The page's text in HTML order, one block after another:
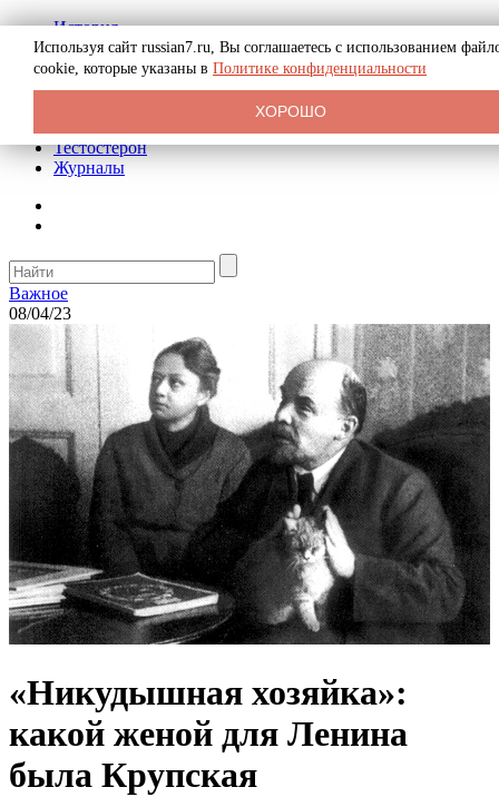
История
Биография
Криминал
Реклама на сайте
Тестостерон
Журналы
Важное
08/04/23
«Никудышная хозяйка»:
какой женой для Ленина
была Крупская
Используя сайт russian7.ru, Вы соглашаетесь с использованием
cookie, которые указаны в Политике конфиденциальности
ХОРОШО